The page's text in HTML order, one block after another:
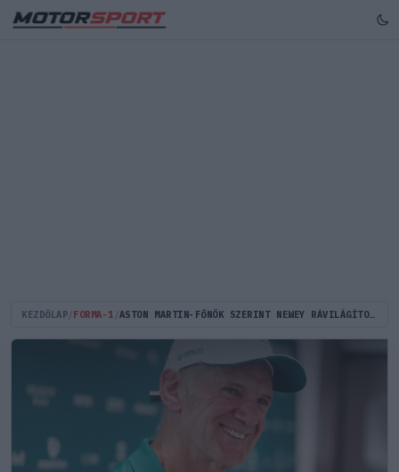
KEZDŐLAP FORMA-1 ASTON MARTIN-FŐNÖK SZERINT NEWEY RÁVILÁGÍTOTT EGY BELSŐ PROBLÉMÁRA